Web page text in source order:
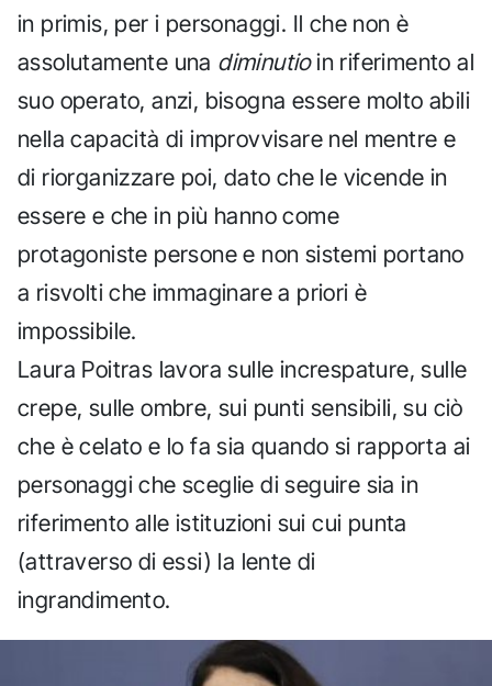
in primis, per i personaggi. Il che non è
assolutamente una diminutioin riferimento al
suo operato, anzi, bisogna essere molto abili
nella capacità di improvvisare nel mentre e
di riorganizzare poi, dato che le vicende in
essere e che in più hanno come
protagoniste persone e non sistemi portano
a risvolti che immaginare a priori è
impossibile.
Laura Poitras lavora sulle increspature, sulle
crepe, sulle ombre, sui punti sensibili, su ciò
che è celato e lo fa sia quando si rapporta ai
personaggi che sceglie di seguire sia in
riferimento alle istituzioni sui cui punta
(attraverso di essi) la lente di
ingrandimento.